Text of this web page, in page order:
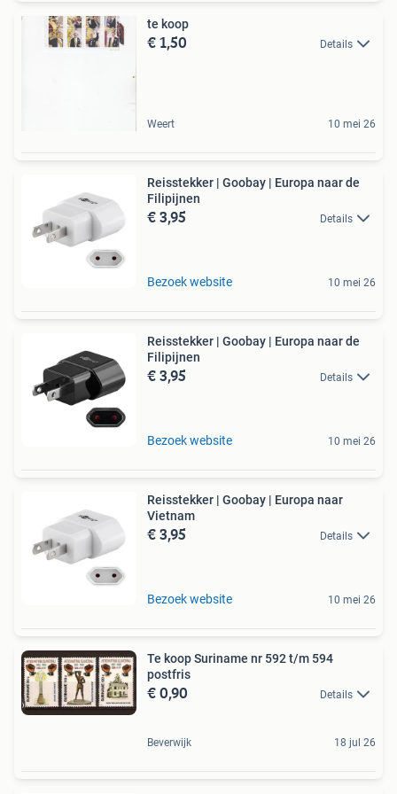
te koop
€ 1,50 Details
Weert 10 mei 26
Reisstekker | Goobay | Europa naar de
Filipijnen
€ 3,95 Details
Bezoek website 10 mei 26
Reisstekker | Goobay | Europa naar de
Filipijnen
€ 3,95 Details
Bezoek website 10 mei 26
Reisstekker | Goobay | Europa naar
Vietnam
€ 3,95 Details
Bezoek website 10 mei 26
Te koop Suriname nr 592 t/m 594
postfris
€ 0,90 Details
Beverwijk 18 jul 26